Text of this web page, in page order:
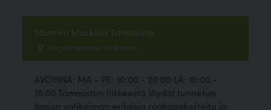
Murren Murkina Tammisto
Hagelstamintie 31, Vantaa
AVOINNA: MA - PE: 10:00 - 20:00 LA: 10:00 -
18:00 Tammiston liikkeestä löydät tunnetun
laajan valikoiman erilaisia raakapakasteita ja